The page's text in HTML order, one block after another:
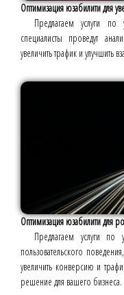
Оптимизация юзабилити для
Предлагаем услуги
специалисты проведут
увеличить трафик и улучшить
Оптимизация юзабилити для
Предлагаем услуги по
пользовательского
увеличить конверсию и
решение для вашего бизнеса.